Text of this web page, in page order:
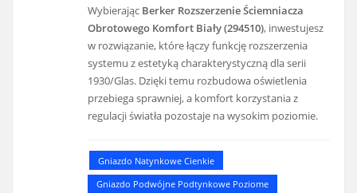
Wybierając Berker Rozszerzenie Ściemniacza
Obrotowego Komfort Biały (294510), inwestujesz
w rozwiązanie, które łączy funkcję rozszerzenia
systemu z estetyką charakterystyczną dla serii
1930/Glas. Dzięki temu rozbudowa oświetlenia
przebiega sprawniej, a komfort korzystania z
regulacji światła pozostaje na wysokim poziomie.
Gniazdo Natynkowe Cienkie
Gniazdo Podwójne Podtynkowe Poziome